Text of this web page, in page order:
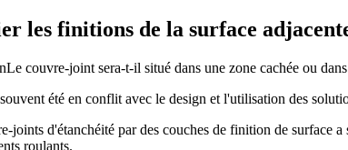
les finitions de la surface
Le couvre-joint sera-t-il situé dans une zone cachée ou
été en conflit avec le design et l'utilisation des
joints d'étanchéité par des couches de finition de surface
roulants.